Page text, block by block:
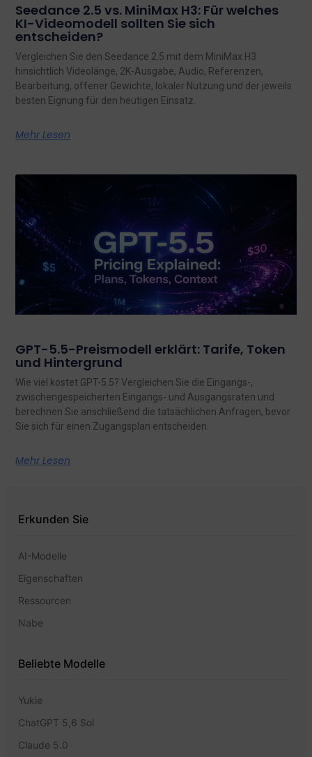
Seedance 2.5 vs. MiniMax H3: Für welches
KI-Videomodell sollten Sie sich
entscheiden?
Vergleichen Sie den Seedance 2.5 mit dem MiniMax H3
hinsichtlich Videolänge, 2K-Ausgabe, Audio, Referenzen,
Bearbeitung, offener Gewichte, lokaler Nutzung und der jeweils
besten Eignung für den heutigen Einsatz.
Mehr Lesen
GPT-5.5-Preismodell erklärt: Tarife, Token
und Hintergrund
Wie viel kostet GPT-5.5? Vergleichen Sie die Eingangs-,
zwischengespeicherten Eingangs- und Ausgangsraten und
berechnen Sie anschließend die tatsächlichen Anfragen, bevor
Sie sich für einen Zugangsplan entscheiden.
Mehr Lesen
Erkunden Sie
AI-Modelle
Eigenschaften
Ressourcen
Nabe
Beliebte Modelle
Yukie
ChatGPT 5,6 Sol
Claude 5.0